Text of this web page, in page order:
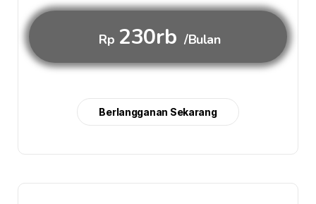
Rp 230rb /Bulan
Berlangganan Sekarang